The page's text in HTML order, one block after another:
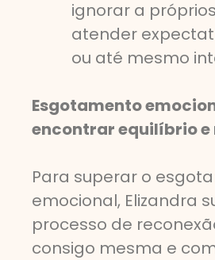
ignorar a
atender
ou até mesmo
Esgotamento
encontrar equilíbrio e
Para superar o
emocional, Elizandra
processo de
consigo mesma e